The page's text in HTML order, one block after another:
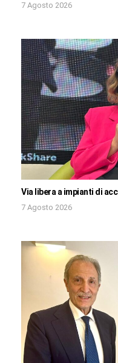
7 Agosto 2026
Via libera a impianti di
7 Agosto 2026